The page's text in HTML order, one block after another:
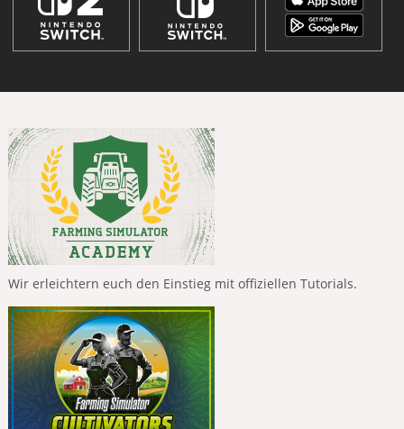
Wir erleichtern euch den Einstieg mit offiziellen Tutorials.